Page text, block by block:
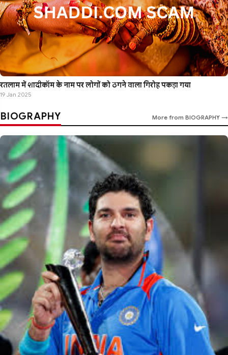
रतलाम में शादीकॉम के नाम पर लोगों को ठगने वाला गिरोह पकड़ा गया
19 Jan 2025
BIOGRAPHY More from BIOGRAPHY →